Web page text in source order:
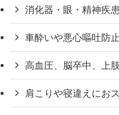
消化器・眼・精神疾
車酔いや悪心嘔吐防
高血圧、脳卒中、上
肩こりや寝違えにお